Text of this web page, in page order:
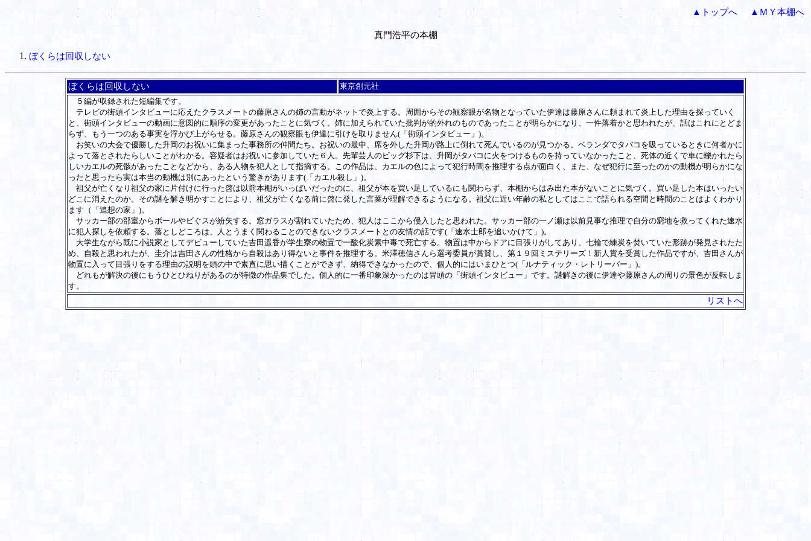
▲トップへ ▲ＭＹ本棚へ
真門浩平の本棚
ぼくらは回収しない
ぼくらは回収しない
東京創元社
５編が収録された短編集です。
テレビの街頭インタビューに応えたクラスメートの藤原さんの姉の言動がネットで炎上する。周囲からその観察眼が名物となっていた伊達は藤原さんに頼まれて炎上した理由を探っていく
と、街頭インタビューの動画に意図的に順序の変更があったことに気づく。姉に加えられていた批判が的外れのものであったことが明らかになり、一件落着かと思われたが、話はこれにとどま
らず、もう一つのある事実を浮かび上がらせる。藤原さんの観察眼も伊達に引けを取りません(「街頭インタビュー」)。
お笑いの大会で優勝した升岡のお祝いに集まった事務所の仲間たち。お祝いの最中、席を外した升岡が路上に倒れて死んでいるのが見つかる。ベランダでタバコを吸っているときに何者かに
よって落とされたらしいことがわかる。容疑者はお祝いに参加していた６人。先輩芸人のビッグ杉下は、升岡がタバコに火をつけるものを持っていなかったこと、死体の近くで車に轢かれたら
しいカエルの死骸があったことなどから、ある人物を犯人として指摘する。この作品は、カエルの色によって犯行時間を推理する点が面白く、また、なぜ犯行に至ったのかの動機が明らかにな
ったと思ったら実は本当の動機は別にあったという驚きがあります(「カエル殺し」)。
祖父が亡くなり祖父の家に片付けに行った啓は以前本棚がいっばいだったのに、祖父が本を買い足しているにも関わらず、本棚からはみ出た本がないことに気づく。買い足した本はいったい
どこに消えたのか。その謎を解き明かすことにより、祖父が亡くなる前に啓に発した言葉が理解できるようになる。祖父に近い年齢の私としてはここで語られる空間と時間のことはよくわかり
ます（「追想の家」)。
サッカー部の部室からボールやビぐスが紛失する。窓ガラスが割れていたため、犯人はここから侵入したと思われた。サッカー部の一ノ瀬は以前見事な推理で自分の窮地を救ってくれた速水
に犯人探しを依頼する。落としどころは、人とうまく関わることのできないクラスメートとの友情の話です(「速水士郎を追いかけて」)。
大学生ながら既に小説家としてデビューしていた吉田遥香が学生寮の物置で一酸化炭素中毒で死亡する。物置は中からドアに目張りがしてあり、七輪で練炭を焚いていた形跡が発見されたた
め、自殺と思われたが、圭介は吉田さんの性格から自殺はあり得ないと事件を推理する。米澤穂信さんら選考委員が賞賛し、第１９回ミステリーズ！新人賞を受賞した作品ですが、吉田さんが
物置に入って目張りをする理由の説明を頭の中で素直に思い描くことができず、納得できなかったので、個人的にはいまひとつ(「ルナティック・レトリーバー」)。
どれもが解決の後にもうひとひねりがあるのが特徴の作品集でした。個人的に一番印象深かったのは冒頭の「街頭インタビュー」です。謎解きの後に伊達や藤原さんの周りの景色が反転しま
す。
リストへ